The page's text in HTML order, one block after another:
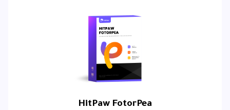
HitPaw FotorPea